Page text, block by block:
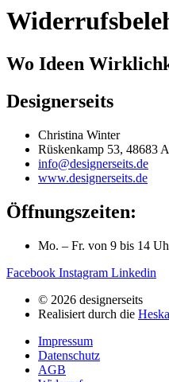
Wo Ideen
Designerseits
Christina Winter
Rüskenkamp 53, 48683
info@designerseits.de
www.designerseits.de
Öffnungszeiten:
Mo. – Fr. von 9 bis 14
Facebook Instagram Linkedin
© 2026 designerseits
Realisiert durch die
Impressum
Datenschutz
AGB